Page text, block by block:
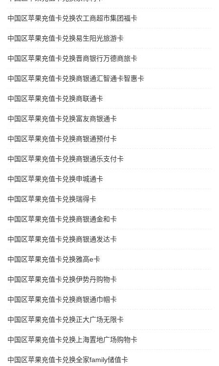
中国区苹果充值卡兑换农工商超市集团福卡
中国区苹果充值卡兑换易生阳光旅游卡
中国区苹果充值卡兑换晋商银行万德商旅卡
中国区苹果充值卡兑换商银通汇智通卡智惠卡
中国区苹果充值卡兑换商联通卡
中国区苹果充值卡兑换富友商银通卡
中国区苹果充值卡兑换商银通预付卡
中国区苹果充值卡兑换商银通乐支付卡
中国区苹果充值卡兑换申城通卡
中国区苹果充值卡兑换瑞得卡
中国区苹果充值卡兑换商银通金和卡
中国区苹果充值卡兑换商银通发达卡
中国区苹果充值卡兑换雅高e卡
中国区苹果充值卡兑换伊势丹购物卡
中国区苹果充值卡兑换商银通巾帼卡
中国区苹果充值卡兑换正大广场无限卡
中国区苹果充值卡兑换上海置地广场购物卡
中国区苹果充值卡兑换全家family储值卡